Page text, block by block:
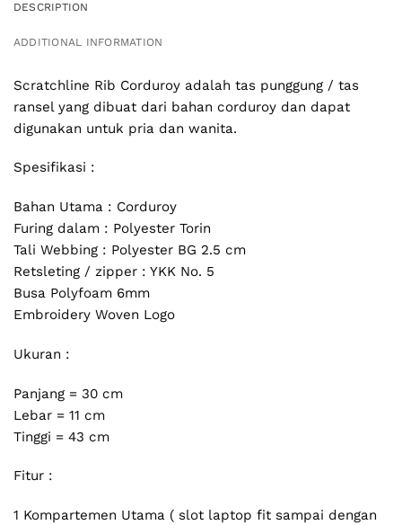
DESCRIPTION
ADDITIONAL INFORMATION
Scratchline Rib Corduroy adalah tas punggung / tas
ransel yang dibuat dari bahan corduroy dan dapat
digunakan untuk pria dan wanita.
Spesifikasi :
Bahan Utama : Corduroy
Furing dalam : Polyester Torin
Tali Webbing : Polyester BG 2.5 cm
Retsleting / zipper : YKK No. 5
Busa Polyfoam 6mm
Embroidery Woven Logo
Ukuran :
Panjang = 30 cm
Lebar = 11 cm
Tinggi = 43 cm
Fitur :
1 Kompartemen Utama ( slot laptop fit sampai dengan